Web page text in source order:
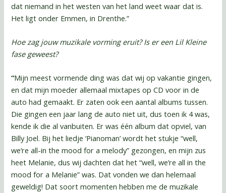
dat niemand in het westen van het land weet waar dat is.
Het ligt onder Emmen, in Drenthe.”
Hoe zag jouw muzikale vorming eruit? Is er een Lil Kleine
fase geweest?
“Mijn meest vormende ding was dat wij op vakantie gingen,
en dat mijn moeder allemaal mixtapes op CD voor in de
auto had gemaakt. Er zaten ook een aantal albums tussen.
Die gingen een jaar lang de auto niet uit, dus toen ik 4 was,
kende ik die al vanbuiten. Er was één album dat opviel, van
Billy Joel. Bij het liedje ‘Pianoman’ wordt het stukje “well,
we’re all-in the mood for a melody” gezongen, en mijn zus
heet Melanie, dus wij dachten dat het “well, we’re all in the
mood for a Melanie” was. Dat vonden we dan helemaal
geweldig! Dat soort momenten hebben me de muzikale